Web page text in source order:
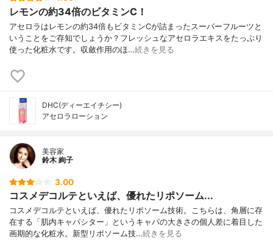
レモンの約34倍のビタミンC！
アセロラはレモンの約34倍もビタミンCが詰まったスーパーフルーツと
いうことをご存知でしょうか？フレッシュなアセロラエキスをたっぷり
使った化粧水です。収斂作用のほ…続きを見る
DHC(ディーエイチシー)
アセロラローション
美容家
鈴木 絢子
3.00
コスメデコルテといえば、優れたリポソーム...
コスメデコルテといえば、優れたリポソーム技術。こちらは、角層に存
在する「肌内キャパシター」というキャパの大きさの個人差に着目した
画期的な化粧水。新型リポソーム技…続きを見る